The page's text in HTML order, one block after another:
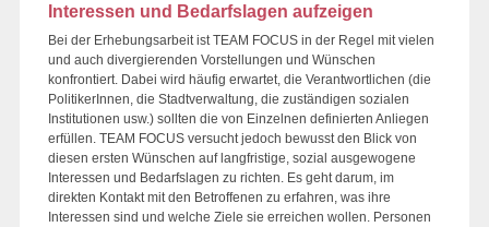
Interessen und Bedarfslagen aufzeigen
Bei der Erhebungsarbeit ist TEAM FOCUS in der Regel mit vielen
und auch divergierenden Vorstellungen und Wünschen
konfrontiert. Dabei wird häufig erwartet, die Verantwortlichen (die
PolitikerInnen, die Stadtverwaltung, die zuständigen sozialen
Institutionen usw.) sollten die von Einzelnen definierten Anliegen
erfüllen. TEAM FOCUS versucht jedoch bewusst den Blick von
diesen ersten Wünschen auf langfristige, sozial ausgewogene
Interessen und Bedarfslagen zu richten. Es geht darum, im
direkten Kontakt mit den Betroffenen zu erfahren, was ihre
Interessen sind und welche Ziele sie erreichen wollen. Personen